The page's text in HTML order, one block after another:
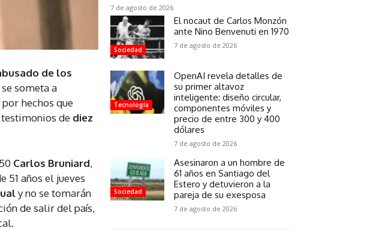
de los
someta a
hechos que
de diez
Carlos Bruniard,
años el jueves
y no se tomarán
de salir del país,
7 de agosto de 2026
Sociedad
El nocaut de Carlos Monzón
ante Nino Benvenuti en 1970
7 de agosto de 2026
Tecnología
OpenAI revela detalles de
su primer altavoz
inteligente: diseño circular,
componentes móviles y
precio de entre 300 y 400
dólares
7 de agosto de 2026
Sociedad
Asesinaron a un hombre de
61 años en Santiago del
Estero y detuvieron a la
pareja de su exesposa
7 de agosto de 2026